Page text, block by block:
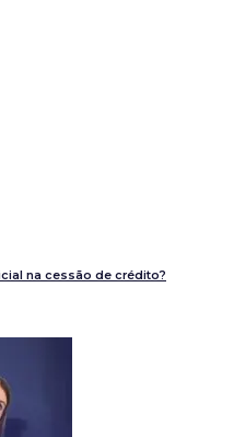
na cessão de crédito?